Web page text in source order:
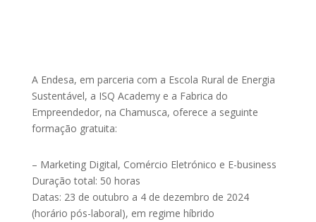
A Endesa, em parceria com a Escola Rural de Energia
Sustentável, a ISQ Academy e a Fabrica do
Empreendedor, na Chamusca, oferece a seguinte
formação gratuita:
– Marketing Digital, Comércio Eletrónico e E-business
Duração total: 50 horas
Datas: 23 de outubro a 4 de dezembro de 2024
(horário pós-laboral), em regime híbrido